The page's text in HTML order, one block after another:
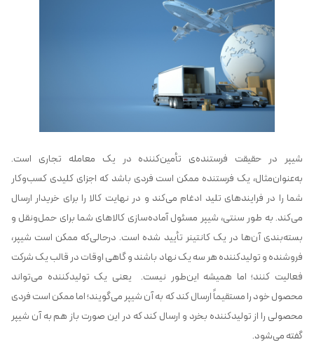
شیپر در حقیقت فرستنده‌ی تأمین‌کننده در یک معامله تجاری است.
به‌عنوان‌مثال، یک فرستنده ممکن است فردی باشد که اجزای کلیدی کسب‌وکار
شما را در فرایندهای تلید ادغام می‌کند و در نهایت کالا را برای خریدار ارسال
می‌کند. به طور سنتی، شیپر مسئول آماده‌سازی کالاهای شما برای حمل‌ونقل و
بسته‌بندی آن‌ها در یک کانتینر تأیید شده است. درحالی‌که ممکن است شیپر،
فروشنده و تولیدکننده هر سه یک نهاد باشند و گاهی اوقات در قالب یک شرکت
فعالیت کنند؛ اما همیشه این‌طور نیست. یعنی یک تولیدکننده می‌تواند
محصول خود را مستقیماً ارسال کند که به آن شیپر می‌گویند؛ اما ممکن است فردی
محصولی را از تولیدکننده بخرد و ارسال کند که در این صورت باز هم به آن شیپر
گفته می‌شود.